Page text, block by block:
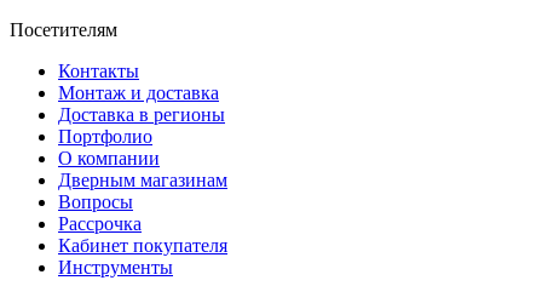
Посетителям
Контакты
Монтаж и доставка
Доставка в регионы
Портфолио
О компании
Дверным магазинам
Вопросы
Рассрочка
Кабинет покупателя
Инструменты